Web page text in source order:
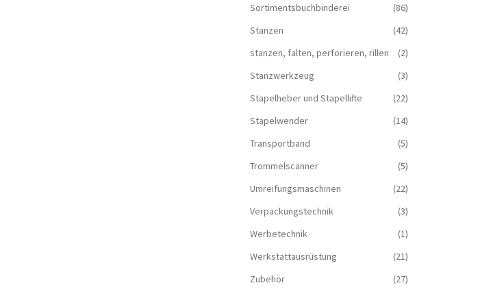
Sortimentsbuchbinderei
(86)
Stanzen
(42)
stanzen, falten, perforieren, rillen
(2)
Stanzwerkzeug
(3)
Stapelheber und Stapellifte
(22)
Stapelwender
(14)
Transportband
(5)
Trommelscanner
(5)
Umreifungsmaschinen
(22)
Verpackungstechnik
(3)
Werbetechnik
(1)
Werkstattausrüstung
(21)
Zubehör
(27)